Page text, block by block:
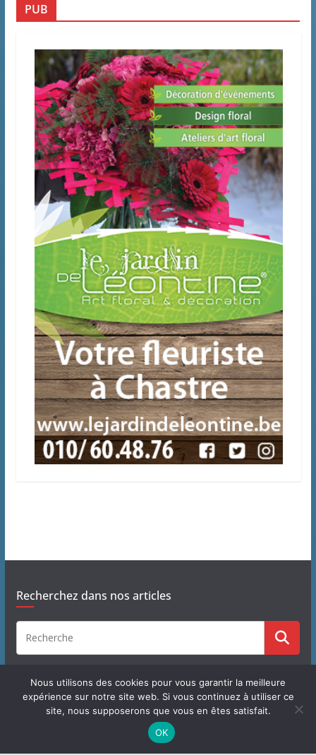
PUB
Recherchez dans nos articles
Copyright © 2026 J'habite à Chastre
par ThemeGrill. Propulsé par
Nous utilisons des cookies pour vous garantir la meilleure
expérience sur notre site web. Si vous continuez à utiliser ce
site, nous supposerons que vous en êtes satisfait.
OK